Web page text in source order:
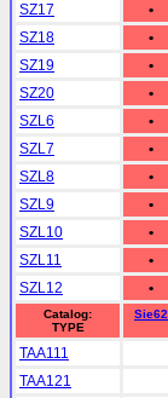
SZ17
•
SZ18
•
SZ19
•
SZ20
•
SZL6
•
SZL7
•
SZL8
•
SZL9
•
SZL10
•
SZL11
•
SZL12
•
Catalog:
TYPE
Sie62
TAA111
TAA121